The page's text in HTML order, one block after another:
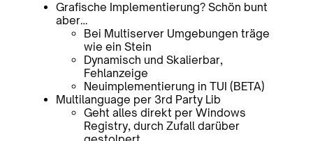
Grafische Implementierung? Schön bunt
aber…
Bei Multiserver Umgebungen träge
wie ein Stein
Dynamisch und Skalierbar,
Fehlanzeige
Neuimplementierung in TUI (BETA)
Multilanguage per 3rd Party Lib
Geht alles direkt per Windows
Registry, durch Zufall darüber